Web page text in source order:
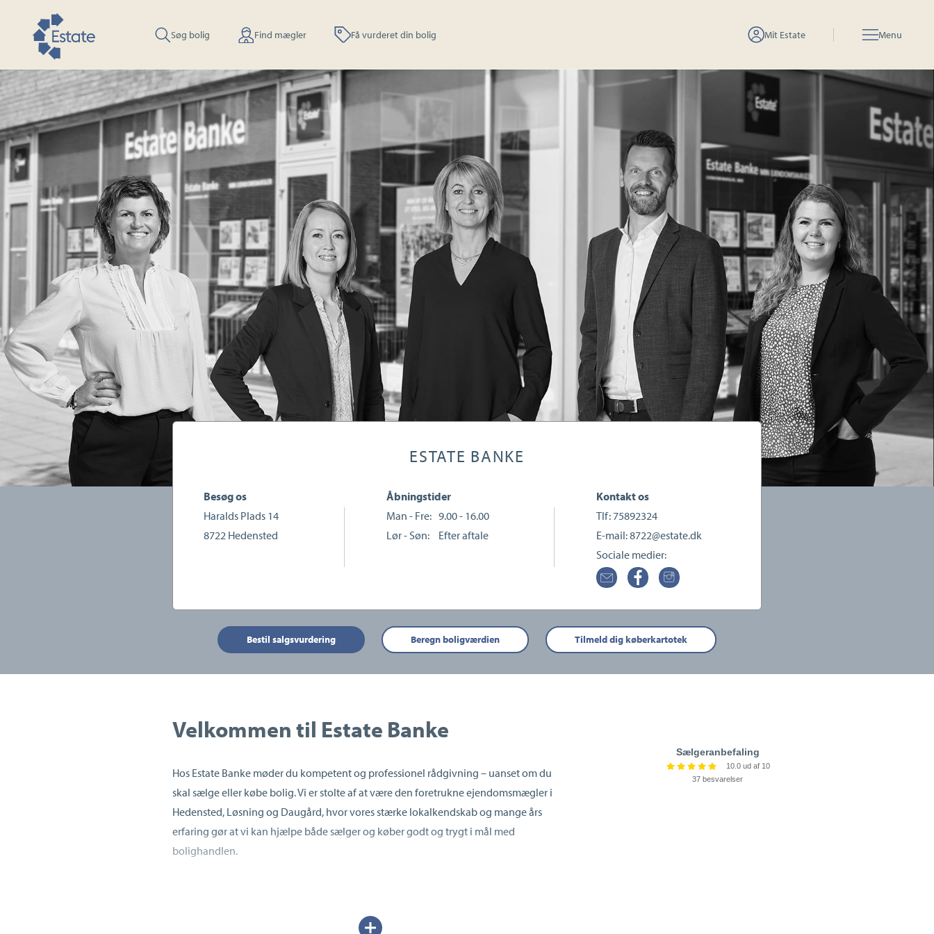
Søg bolig Find mægler Få vurderet din bolig Mit Estate Menu
ESTATE BANKE
Besøg os
Haralds Plads 14
8722 Hedensted
Åbningstider
Man - Fre: 9.00 - 16.00
Lør - Søn:
Efter aftale
Kontakt os
Tlf: 75892324
E-mail:8722@estate.dk
Sociale medier:
Bestil salgsvurdering Beregn boligværdien Tilmeld dig køberkartotek
Velkommen til Estate Banke
Hos Estate Banke møder du kompetent og professionel rådgivning – uanset om du
skal sælge eller købe bolig. Vi er stolte af at være den foretrukne ejendomsmægler i
Hedensted, Løsning og Daugård, hvor vores stærke lokalkendskab og mange års
erfaring gør at vi kan hjælpe både sælger og køber godt og trygt i mål med
bolighandlen.
Udvid/skjul
Sælgeranbefaling
10.0 ud af 10
37 besvarelser